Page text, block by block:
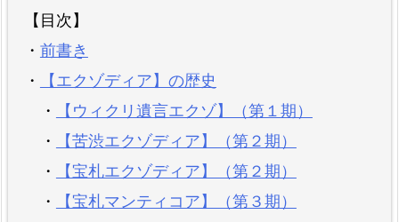
【目次】
・ 前書き
・
【エクゾディア】の歴史
・
【ウィクリ遺言エクゾ】（第１期）
・
【苦渋エクゾディア】（第２期）
・
【宝札エクゾディア】（第２期）
・
【宝札マンティコア】（第３期）